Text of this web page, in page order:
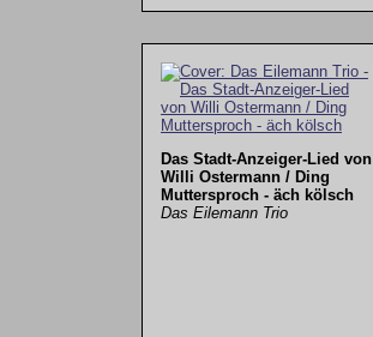
Das Stadt-Anzeiger-Lied von
Willi Ostermann / Ding
Muttersproch - äch kölsch
Das Eilemann Trio